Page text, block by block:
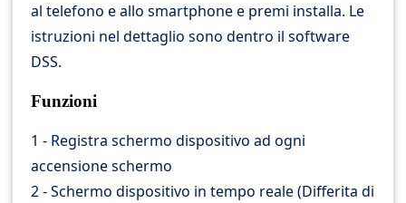
al telefono e allo smartphone e premi installa. Le
istruzioni nel dettaglio sono dentro il software
DSS.
Funzioni
1 - Registra schermo dispositivo ad ogni
accensione schermo
2 - Schermo dispositivo in tempo reale (Differita di